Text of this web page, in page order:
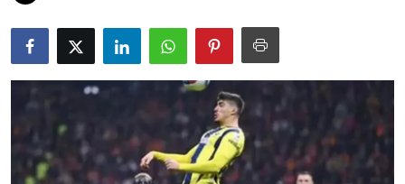
Kamu Kurumları ve Üst Kurullar
Resmi Reklamlar